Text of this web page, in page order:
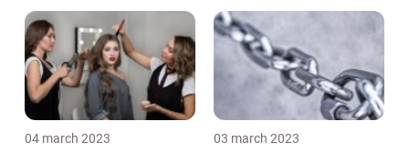
04 march 2023 03 march 2023